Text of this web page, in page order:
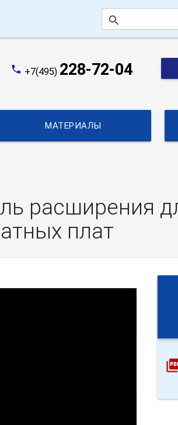
search
phone +7(495) 228-72-04
МАТЕРИАЛЫ
расширения
плат